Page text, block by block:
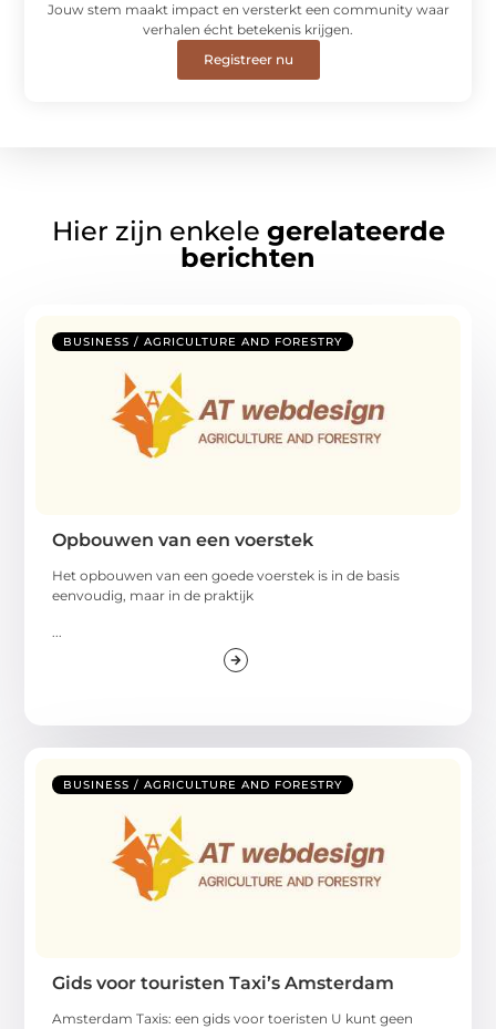
Jouw stem maakt impact en versterkt een community waar
verhalen écht betekenis krijgen.
Registreer nu
Hier zijn enkele gerelateerde
berichten
BUSINESS / AGRICULTURE AND FORESTRY
Opbouwen van een voerstek
Het opbouwen van een goede voerstek is in de basis
eenvoudig, maar in de praktijk
BUSINESS / AGRICULTURE AND FORESTRY
Gids voor touristen Taxi’s Amsterdam
Amsterdam Taxis: een gids voor toeristen U kunt geen